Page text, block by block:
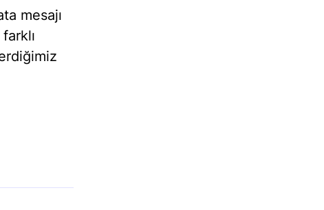
mesajı